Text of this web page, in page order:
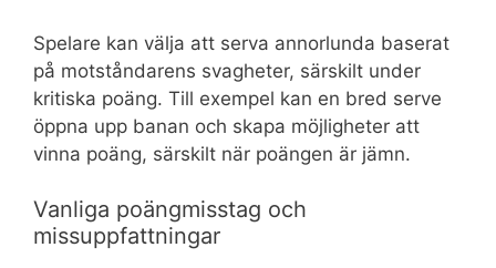
Spelare kan välja att serva annorlunda baserat
på motståndarens svagheter, särskilt under
kritiska poäng. Till exempel kan en bred serve
öppna upp banan och skapa möjligheter att
vinna poäng, särskilt när poängen är jämn.
Vanliga poängmisstag och
missuppfattningar